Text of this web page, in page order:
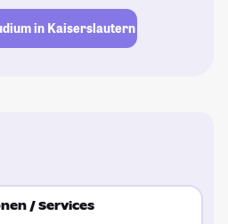
in Kaiserslautern
/ Services